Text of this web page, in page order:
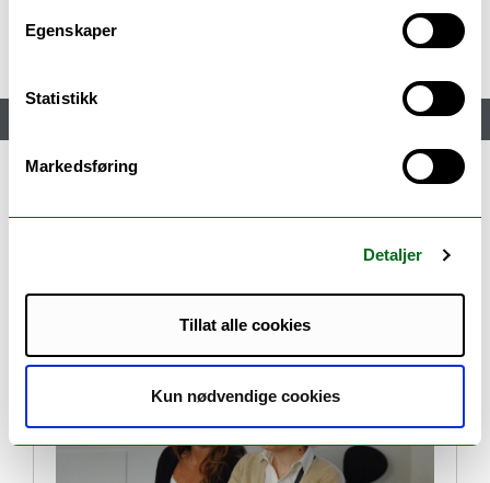
Egenskaper
Statistikk
Markedsføring
Detaljer
Tillat alle cookies
Kun nødvendige cookies
Alle nyheter
The Ocean Incubator Network (OIN) has
received funding from the UArctic